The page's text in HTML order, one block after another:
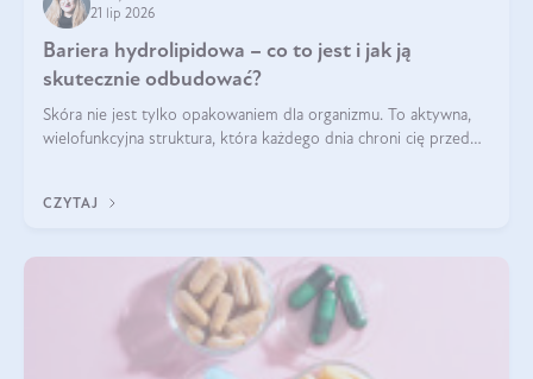
21 lip 2026
Bariera hydrolipidowa – co to jest i jak ją
skutecznie odbudować?
Skóra nie jest tylko opakowaniem dla organizmu. To aktywna,
wielofunkcyjna struktura, która każdego dnia chroni cię przed
bariera hydrolipidowa.
CZYTAJ